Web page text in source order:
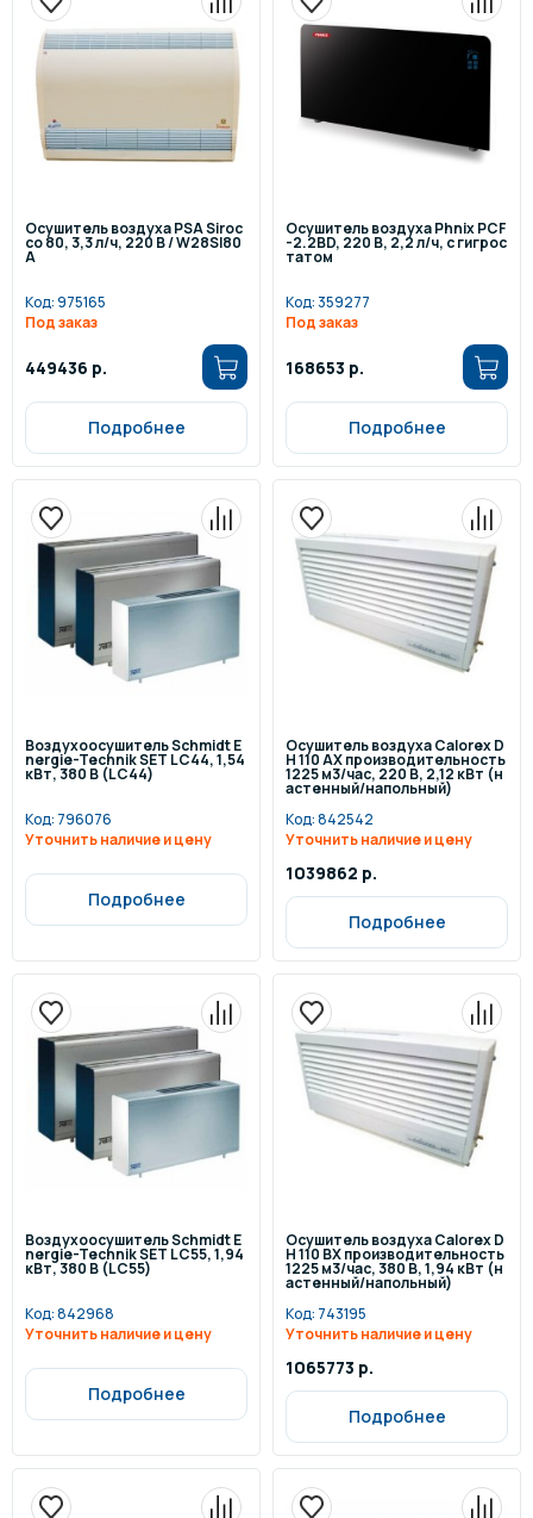
Осушитель воздуха PSA Siroc
co 80, 3,3 л/ч, 220 В / W28SI80
A
Код:975165
Под заказ
449436 р.
Подробнее
Осушитель воздуха Phnix PCF
-2.2BD, 220 В, 2,2 л/ч, с гигрос
татом
Код:359277
Под заказ
168653 р.
Подробнее
Воздухоосушитель Schmidt E
nergie-Technik SET LC44, 1,54
кВт, 380 В (LC44)
Код: 796076
Уточнить наличие и цену
Подробнее
Осушитель воздуха Calorex D
H 110 AX производительность
1225 м3/час, 220 В, 2,12 кВт (н
астенный/напольный)
Код:842542
Уточнить наличие и цену
1039862 р.
Подробнее
Воздухоосушитель Schmidt E
nergie-Technik SET LC55, 1,94
кВт, 380 В (LC55)
Код:842968
Уточнить наличие и цену
Подробнее
Осушитель воздуха Calorex D
H 110 BX производительность
1225 м3/час, 380 В, 1,94 кВт (н
астенный/напольный)
Код: 743195
Уточнить наличие и цену
1065773 р.
Подробнее